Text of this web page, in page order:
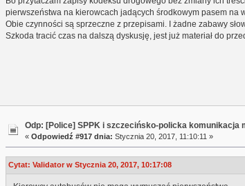
pierwszeństwa na kierowcach jadących środkowym pasem
Obie czynności są sprzeczne z przepisami. I żadne zabawy
Szkoda tracić czas na dalszą dyskusję, jest już materiał do
Odp: [Police] SPPK i szczecińsko-policka komunikacja
«Odpowiedź #917 dnia: Stycznia 20, 2017, 11:10:11 »
Cytat: Validator w Stycznia 20, 2017, 10:17:08